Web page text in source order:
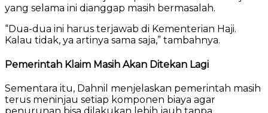
yang selama ini dianggap masih bermasalah.
“Dua-dua ini harus terjawab di Kementerian Haji.
Kalau tidak, ya artinya sama saja,” tambahnya.
Pemerintah Klaim Masih Akan Ditekan Lagi
Sementara itu, Dahnil menjelaskan pemerintah masih
terus meninjau setiap komponen biaya agar